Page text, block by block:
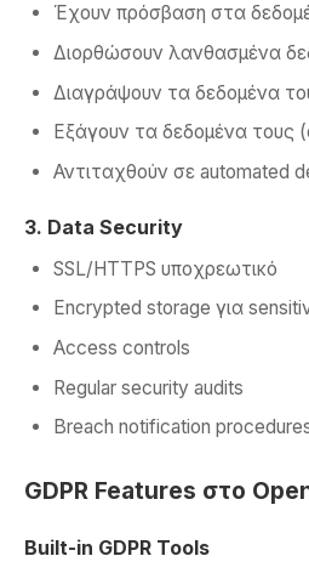
Έχουν πρόσβαση στα
Διορθώσουν λανθασμένα
Διαγράψουν τα δεδομένα
Εξάγουν τα δεδομένα τους
Αντιταχθούν σε automated
3. Data Security
SSL/HTTPS υποχρεωτικό
Encrypted storage για
Access controls
Regular security audits
Breach notification
GDPR Features στο
Built-in GDPR Tools